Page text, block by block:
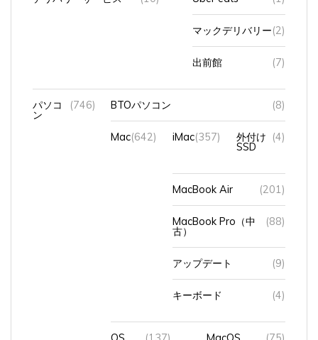
マックデリバリー(2)
出前館 (7)
パソコ (746) BTOパソコン (8)
Mac(642) iMac(357) 外付け
SSD
(4)
MacBook Air (201)
MacBook Pro（中 (88)
アップデート (9)
キーボード (4)
OS (137) MacOS (75)